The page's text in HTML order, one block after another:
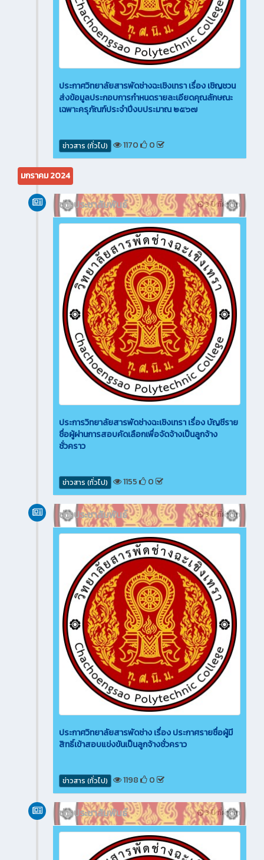
ประกาศวิทยาลัยสารพัดช่างฉะเชิงเทรา เรื่อง เชิญชวน
ส่งข้อมูลประกอบการกำหนดรายละเอียดคุณลักษณะ
เฉพาะครุภัณฑ์ประจำปีงบประมาณ ๒๕๖๗
ข่าวสาร (ทั่วไป) 1170 0
มกราคม 2024
3 ปี ที่ผ่านมา
ข่าวประชาสัมพันธ์
ประการวิทยาลัยสารพัดช่างฉะเชิงเทรา เรื่อง บัญชีราย
ชื่อผู้ผ่านการสอบคัดเลือกเพื่อจัดจ้างเป็นลูกจ้าง
ชั่วคราว
ข่าวสาร (ทั่วไป) 1155 0
3 ปี ที่ผ่านมา
ข่าวประชาสัมพันธ์
ประกาศวิทยาลัยสารพัดช่าง เรื่อง ประกาศรายชื่อผู้มี
สิทธิ์เข้าสอบแข่งขันเป็นลูกจ้างชั่วคราว
ข่าวสาร (ทั่วไป) 1198 0
3 ปี ที่ผ่านมา
ข่าวประชาสัมพันธ์